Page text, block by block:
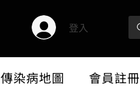
登入
傳染病地圖 會員註冊